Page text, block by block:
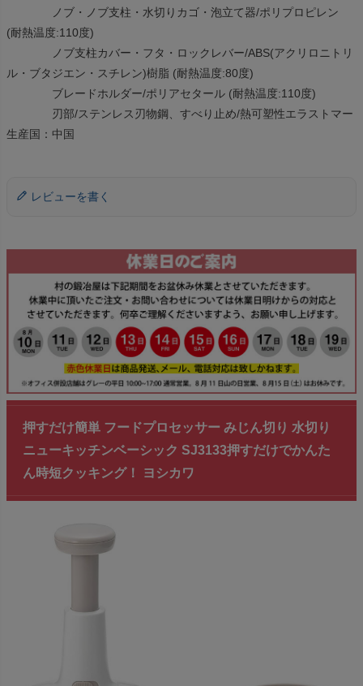
ノブ・ノブ支柱・水切りカゴ・泡立て器/ポリプロピレン
(耐熱温度:110度)
ノブ支柱カバー・フタ・ロックレバー/ABS(アクリロニトリ
ル・ブタジエン・スチレン)樹脂 (耐熱温度:80度)
ブレードホルダー/ポリアセタール (耐熱温度:110度)
刃部/ステンレス刃物鋼、すべり止め/熱可塑性エラストマー
生産国：中国
レビューを書く
押すだけ簡単 フードプロセッサー みじん切り 水切り
ニューキッチンベーシック SJ3133押すだけでかんた
ん時短クッキング！ ヨシカワ